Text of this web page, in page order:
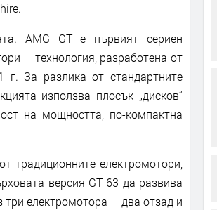
AMG GT е първият сериен
– технология, разработена от
г. За разлика от стандартните
използва плосък „дисков“
на мощността, по-компактна
традиционните електромотори,
версия GT 63 да развива
електромотора – два отзад и